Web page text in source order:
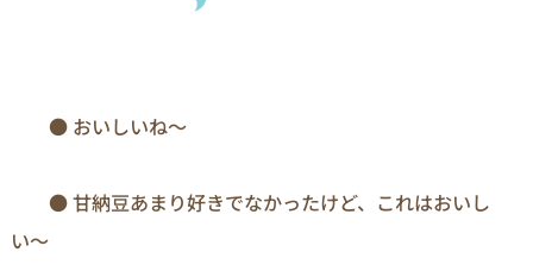
● おいしいね～
● 甘納豆あまり好きでなかったけど、これはおいし
い～